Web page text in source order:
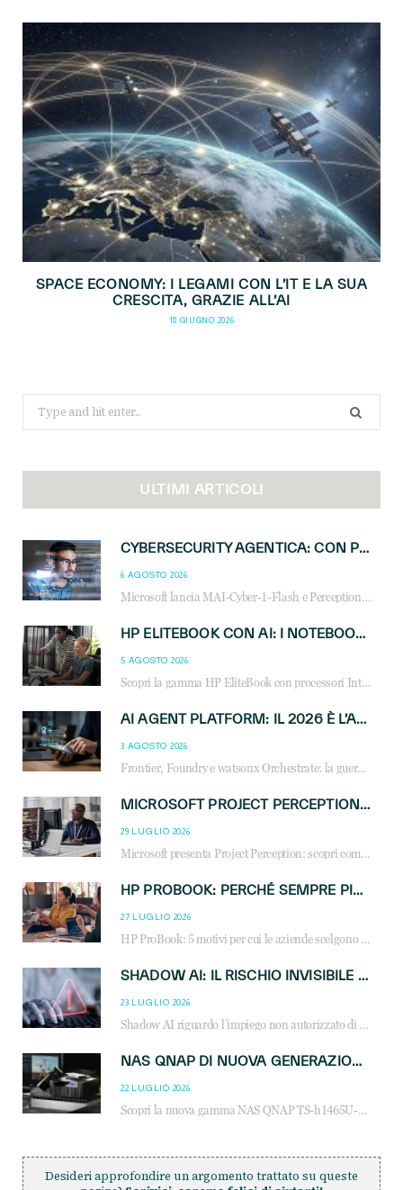
SPACE ECONOMY: I LEGAMI CON L’IT E LA SUA
CRESCITA, GRAZIE ALL’AI
18 GIUGNO 2026
Search
for:
ULTIMI ARTICOLI
CYBERSECURITY AGENTICA: CON PERCEPTION E MAI-CYBER-1-FLASH MICROSOFT APRE NUOVI SERVIZI PER IL CANALE
6 AGOSTO 2026
Microsoft lancia MAI-Cyber-1-Flash e Perception: cybersecurity agentica in preview dal 3 novembre. Cosa cambia per MSP, system integrator e reseller.
HP ELITEBOOK CON AI: I NOTEBOOK BUSINESS INTELLIGENTI CHE TRASFORMANO PRODUTTIVITÀ, SICUREZZA E LAVORO IBRIDO
5 AGOSTO 2026
Scopri la gamma HP EliteBook con processori Intel® Core™ Ultra e AMD Ryzen™ AI. Notebook business progettati per aumentare la produttività, migliorare la collaborazione e garantire sicurezza avanzata in ufficio e in mobilità.
AI AGENT PLATFORM: IL 2026 È L’ANNO DEL «SISTEMA OPERATIVO» PER GLI AGENTI AZIENDALI
3 AGOSTO 2026
Frontier, Foundry e watsonx Orchestrate: la guerra delle piattaforme AI agent ridisegna il mercato IT. Cosa cambia per reseller, MSP e system integrator.
MICROSOFT PROJECT PERCEPTION: COME GLI AGENTI AI CAMBIERANNO SOC, CYBERSECURITY E SERVIZI MSP
29 LUGLIO 2026
Microsoft presenta Project Perception: scopri come gli agenti AI possono trasformare cybersecurity, SOC e servizi gestiti degli MSP.
HP PROBOOK: PERCHÉ SEMPRE PIÙ AZIENDE SCELGONO NOTEBOOK PROGETTATI PER IL LAVORO MODERNO
27 LUGLIO 2026
HP ProBook: 5 motivi per cui le aziende scelgono i notebook business HP per migliorare produttività, sicurezza e gestione dell’AI.
SHADOW AI: IL RISCHIO INVISIBILE CHE LE AZIENDE POSSONO GOVERNARE
23 LUGLIO 2026
Shadow AI riguardo l’impiego non autorizzato di sistemi AI all’interno dell’azienda. E’ una pratica che si diffonde a partire dai dipendenti fino ai dirigenti e mette a repentaglio la cybersecurity, con costi più elevati per le organizzazioni. Due recenti report illustrano il fenomeno e forniscono dati in merito
NAS QNAP DI NUOVA GENERAZIONE: PIÙ PRESTAZIONI, SCALABILITÀ E PROTEZIONE DEI DATI PER LE INFRASTRUTTURE IT MODERNE
22 LUGLIO 2026
Scopri la nuova gamma NAS QNAP TS-h1465U-RP, TS-h1065eU e TS-h665U: storage aziendale con ZFS, DDR5, E1.S NVMe e connettività 2.5GbE per backup, virtualizzazione e cybersecurity.
Desideri approfondire un argomento trattato su queste